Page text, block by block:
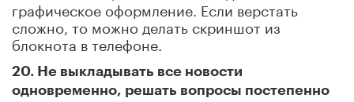
графическое оформление. Если верстать
сложно, то можно делать скриншот из
блокнота в телефоне.
20. Не выкладывать все новости
одновременно, решать вопросы постепенно